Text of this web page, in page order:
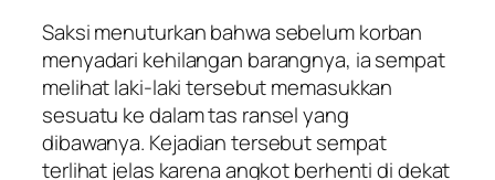
Saksi menuturkan bahwa sebelum korban
menyadari kehilangan barangnya, ia sempat
melihat laki-laki tersebut memasukkan
sesuatu ke dalam tas ransel yang
dibawanya. Kejadian tersebut sempat
terlihat jelas karena angkot berhenti di dekat